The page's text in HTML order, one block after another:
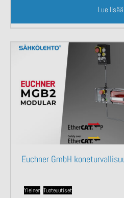
Lue lisää
Euchner GmbH
Yleinen Tuoteuutiset